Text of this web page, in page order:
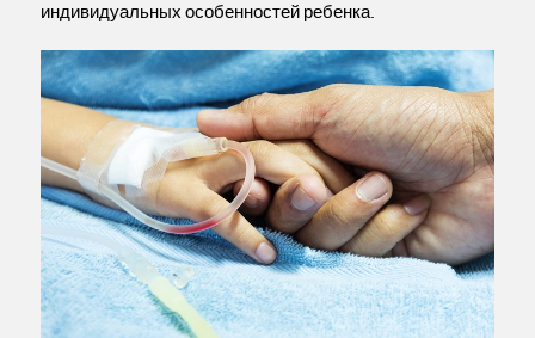
индивидуальных особенностей ребенка.